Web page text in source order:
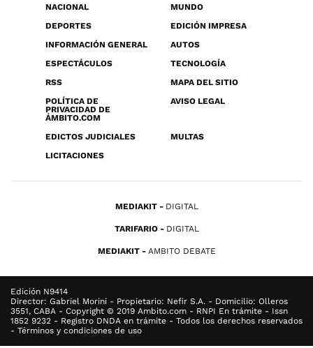
NACIONAL
MUNDO
DEPORTES
EDICIÓN IMPRESA
INFORMACIÓN GENERAL
AUTOS
ESPECTÁCULOS
TECNOLOGÍA
RSS
MAPA DEL SITIO
POLÍTICA DE
PRIVACIDAD DE
ÁMBITO.COM
AVISO LEGAL
EDICTOS JUDICIALES
MULTAS
LICITACIONES
MEDIAKIT DIGITAL
TARIFARIO DIGITAL
MEDIAKIT AMBITO DEBATE
Edición N9414
Director: Gabriel Morini - Propietario: Nefir S.A. - Domicilio: Olleros
3551, CABA - Copyright © 2019 Ambito.com - RNPI En trámite - Issn
1852 9232 - Registro DNDA en trámite - Todos los derechos reservados
- Términos y condiciones de uso